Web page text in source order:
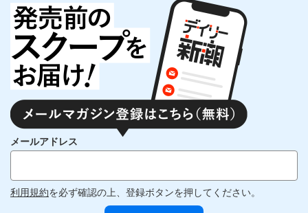
メールアドレス
利用規約を必ず確認の上、登録ボタンを押してください。